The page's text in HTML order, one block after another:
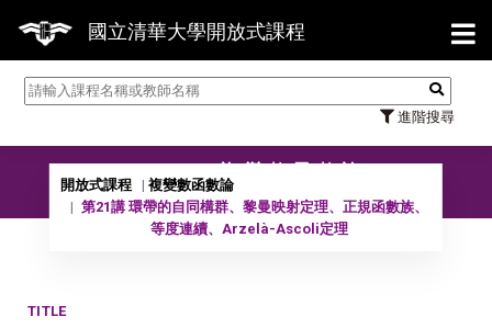
國立清華大學開放式課程
進階搜尋
【7/
10902 複變數函數論
開放式課程
複變數函數論
第21講 環帶的自同構群、黎曼映射定理、正規函數族、
等度連續、Arzelà-Ascoli定理
TITLE